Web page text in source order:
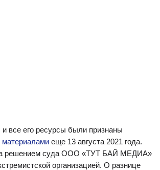
все его ресурсы были признаны
материалами еще 13 августа 2021 года.
решением суда ООО «ТУТ БАЙ МЕДИА»
организацией. О разнице